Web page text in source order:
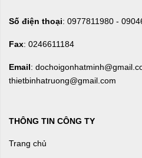
Số điện thoại: 0977811980 -
Fax: 0246611184
Email:
thietbinhatruong@gmail.com
THÔNG TIN CÔNG TY
Trang chủ